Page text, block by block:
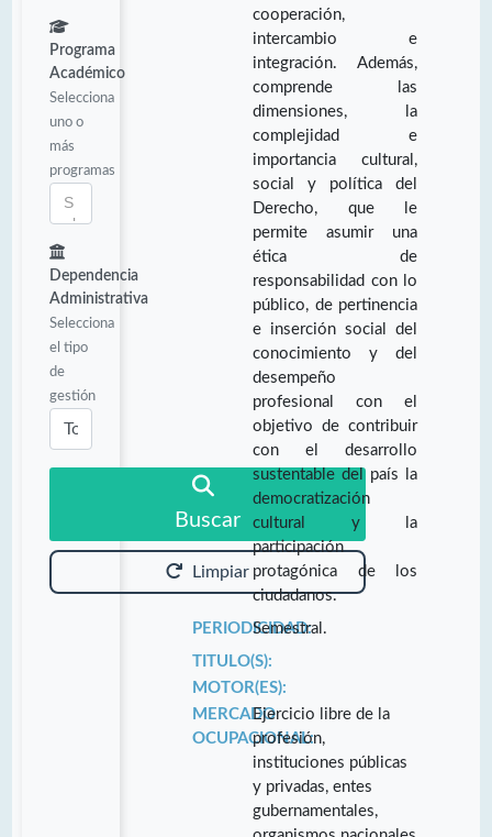
Programa
Académico
Selecciona
uno o
más
programas
Dependencia
Administrativa
Selecciona
el tipo
de
gestión
Buscar
Limpiar
cooperación,
intercambio e
integración. Además,
comprende las
dimensiones, la
complejidad e
importancia cultural,
social y política del
Derecho, que le
permite asumir una
ética de
responsabilidad con lo
público, de pertinencia
e inserción social del
conocimiento y del
desempeño
profesional con el
objetivo de contribuir
con el desarrollo
sustentable del país la
democratización
cultural y la
participación
protagónica de los
ciudadanos.
PERIODICIDAD:
Semestral.
TITULO(S):
MOTOR(ES):
MERCADO
OCUPACIONAL:
Ejercicio libre de la
profesión,
instituciones públicas
y privadas, entes
gubernamentales,